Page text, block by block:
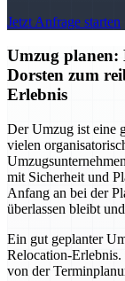
Jetzt Anfrage starten
Umzug planen:
Dorsten zum
Erlebnis
Der Umzug ist eine
vielen
mit Sicherheit und
Anfang an bei der
überlassen bleibt
Ein gut geplanter
Relocation-
von der